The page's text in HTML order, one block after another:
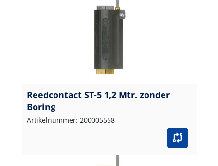
Reedcontact ST-5 1,2 Mtr. zonder
Boring
Artikelnummer: 200005558